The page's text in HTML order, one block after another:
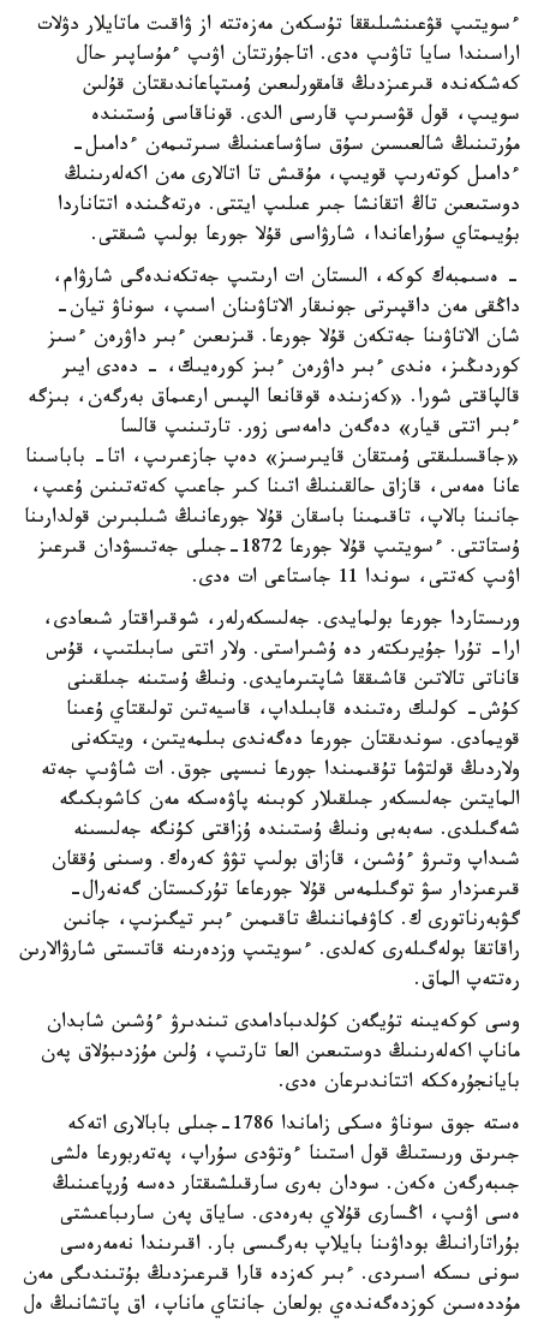
ءسويتىپ قۋعىنشىلىققا تۇسكەن مەزەتتە از ۋاقىت ماتايلار دۋلات
اراسىندا سايا تاۋىپ ەدى. اتاجۇرتتان اۋىپ ءمۇساپىر حال
كەشكەندە قىرعىزدىڭ قامقورلىعىن ۇمىتپاعاندىقتان قۇلىن
سويىپ، قول قۋسىرىپ قارسى الدى. قوناقاسى ۇستىندە
مۇرتىنىڭ شالعىسىن سۇق ساۋساعىنىڭ سىرتىمەن ءدامىل-
ءدامىل كوتەرىپ قويىپ، مۇقىش تا اتالارى مەن اكەلەرىنىڭ
دوستىعىن تاڭ اتقانشا جىر عىلىپ ايتتى. ەرتەڭىندە اتتاناردا
بۇيىمتاي سۇراعاندا، شارۋاسى قۇلا جورعا بولىپ شىقتى.
- ەسىمبەك كوكە، الىستان ات ارىتىپ جەتكەندەگى شارۋام،
داڭقى مەن داقپىرتى جونىقار الاتاۋىنان اسىپ، سوناۋ تيان-
شان الاتاۋىنا جەتكەن قۇلا جورعا. قىزىعىن ءبىر داۋرەن ءسىز
كوردىڭىز، ەندى ءبىر داۋرەن ءبىز كورەيىك، - دەدى ايىر
قالپاقتى شورا. «كەزىندە قوقانعا الپىس ارعىماق بەرگەن، بىزگە
ءبىر اتتى قيار» دەگەن دامەسى زور. تارتىنىپ قالسا
«جاقسىلىقتى ۇمىتقان قايىرسىز» دەپ جازعىرىپ، اتا- باباسىنا
عانا ەمەس، قازاق حالقىنىڭ اتىنا كىر جاعىپ كەتەتىنىن ۇعىپ،
جانىنا بالاپ، تاقىمىنا باسقان قۇلا جورعانىڭ شىلبىرىن قولدارىنا
ۇستاتتى. ءسويتىپ قۇلا جورعا 1872-جىلى جەتىسۋدان قىرعىز
اۋىپ كەتتى، سوندا 11 جاستاعى ات ەدى.
ورىستاردا جورعا بولمايدى. جەلىسكەرلەر، شوقىراقتار شىعادى،
ارا- تۇرا جۇيرىكتەر دە ۇشىراستى. ولار اتتى سابىلتىپ، قۇس
قاناتى تالاتىن قاشىققا شاپتىرمايدى. ونىڭ ۇستىنە جىلقىنى
كۇش- كولىك رەتىندە قابىلداپ، قاسيەتىن تولىقتاي ۇعىنا
قويمادى. سوندىقتان جورعا دەگەندى بىلمەيتىن، ويتكەنى
ولاردىڭ قولتۋما تۇقىمىندا جورعا نىسپى جوق. ات شاۋىپ جەتە
المايتىن جەلىسكەر جىلقىلار كوبىنە پاۋەسكە مەن كاشوبكىگە
شەگىلدى. سەبەبى ونىڭ ۇستىندە ۇزاقتى كۇنگە جەلىسىنە
شىداپ وتىرۋ ءۇشىن، قازاق بولىپ تۋۋ كەرەك. وسىنى ۇققان
قىرعىزدار سۋ توگىلمەس قۇلا جورعاعا تۇركىستان گەنەرال-
گۋبەرناتورى ك. كاۋفماننىڭ تاقىمىن ءبىر تيگىزىپ، جانىن
راقاتقا بولەگىلەرى كەلدى. ءسويتىپ وزدەرىنە قاتىستى شارۋالارىن
رەتتەپ الماق.
وسى كوكەيىنە تۇيگەن كۇلدىبادامدى تىندىرۋ ءۇشىن شابدان
ماناپ اكەلەرىنىڭ دوستىعىن العا تارتىپ، ۇلىن مۇزدىبۇلاق پەن
بايانجۇرەككە اتتاندىرعان ەدى.
ەستە جوق سوناۋ ەسكى زاماندا 1786-جىلى بابالارى اتەكە
جىرىق ورىستىڭ قول استىنا ءوتۋدى سۇراپ، پەتەربورعا ەلشى
جىبەرگەن ەكەن. سودان بەرى سارقىلشىقتار دەسە ۇرپاعىنىڭ
ەسى اۋىپ، اڭسارى قۇلاي بەرەدى. ساياق پەن سارىباعىشتى
بۇراتارانىڭ بوداۋىنا بايلاپ بەرگىسى بار. اقىرىندا نەمەرەسى
سونى ىسكە اسىردى. ءبىر كەزدە قارا قىرعىزدىڭ بۇتىندىگى مەن
مۇددەسىن كوزدەگەندەي بولعان جانتاي ماناپ، اق پاتشانىڭ ەل